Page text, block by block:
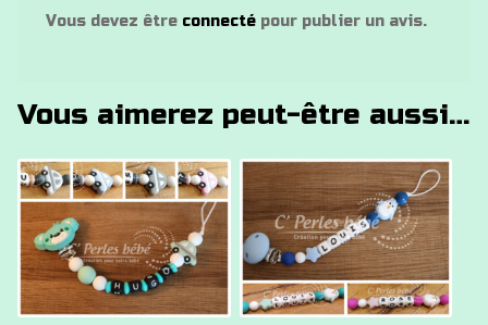
Vous devez être connectépour publier un avis.
Vous aimerez peut-être aussi…
Ce
produit
a
plusieurs
variations.
Les
Ce
produit
a
plusieurs
variations.
Les